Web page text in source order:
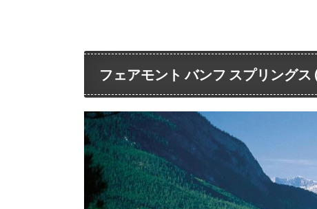
フェアモント バンフ スプリング